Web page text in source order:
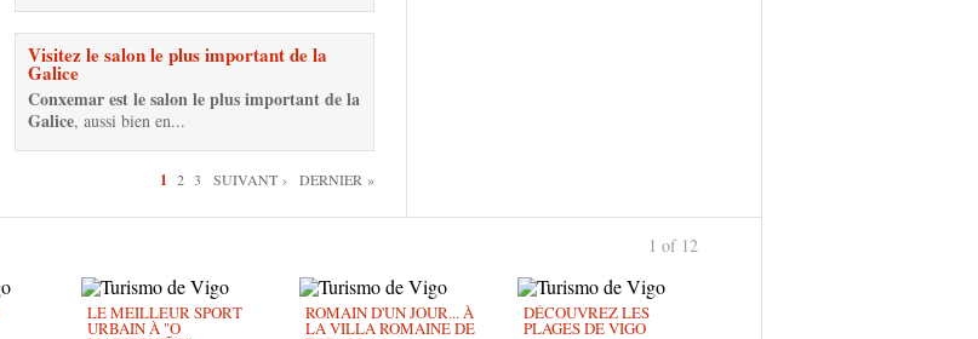
Visitez le salon le plus important de la
Galice
Conxemar est le salon le plus important de la
Galice, aussi bien en...
1 2 3 SUIVANT › DERNIER »
LE MEILLEUR SPORT
URBAIN À "O
ROMAIN D'UN JOUR... À
LA VILLA ROMAINE DE
DÉCOUVREZ LES
PLAGES DE VIGO
1 of 12